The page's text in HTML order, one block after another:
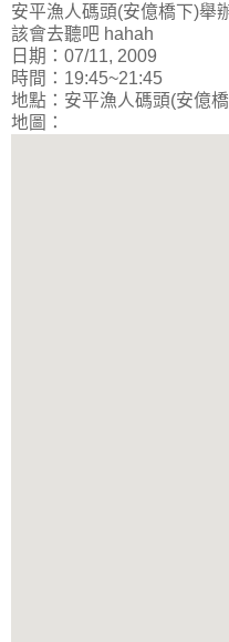
安平漁人碼頭(安億橋下)舉
該會去聽吧 hahah
日期：07/11, 2009
時間：19:45~21:45
地點：安平漁人碼頭(安億
地圖：